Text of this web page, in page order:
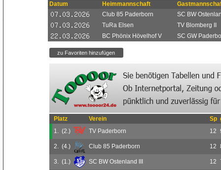
Datum Heimmannschaft
Club 85 Paderborn
SC BW
TuRa Elsen
TV Blomberg II
BC Phönix Hövelhof V
SC GW
Platz Verein Sp
1. (2.) TV Paderborn 12
2. (4.) Club 85 Paderborn 12
3. (1.) SC BW Ostenland III 12